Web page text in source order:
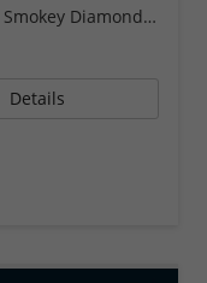
[B3B3] Smokey Diamond-Silber Metallic
Details